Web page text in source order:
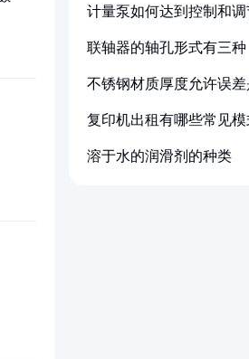
计量泵如何达到控制和
联轴器的轴孔形式有三
不锈钢材质厚度允许误
复印机出租有哪些常见模
溶于水的润滑剂的种类